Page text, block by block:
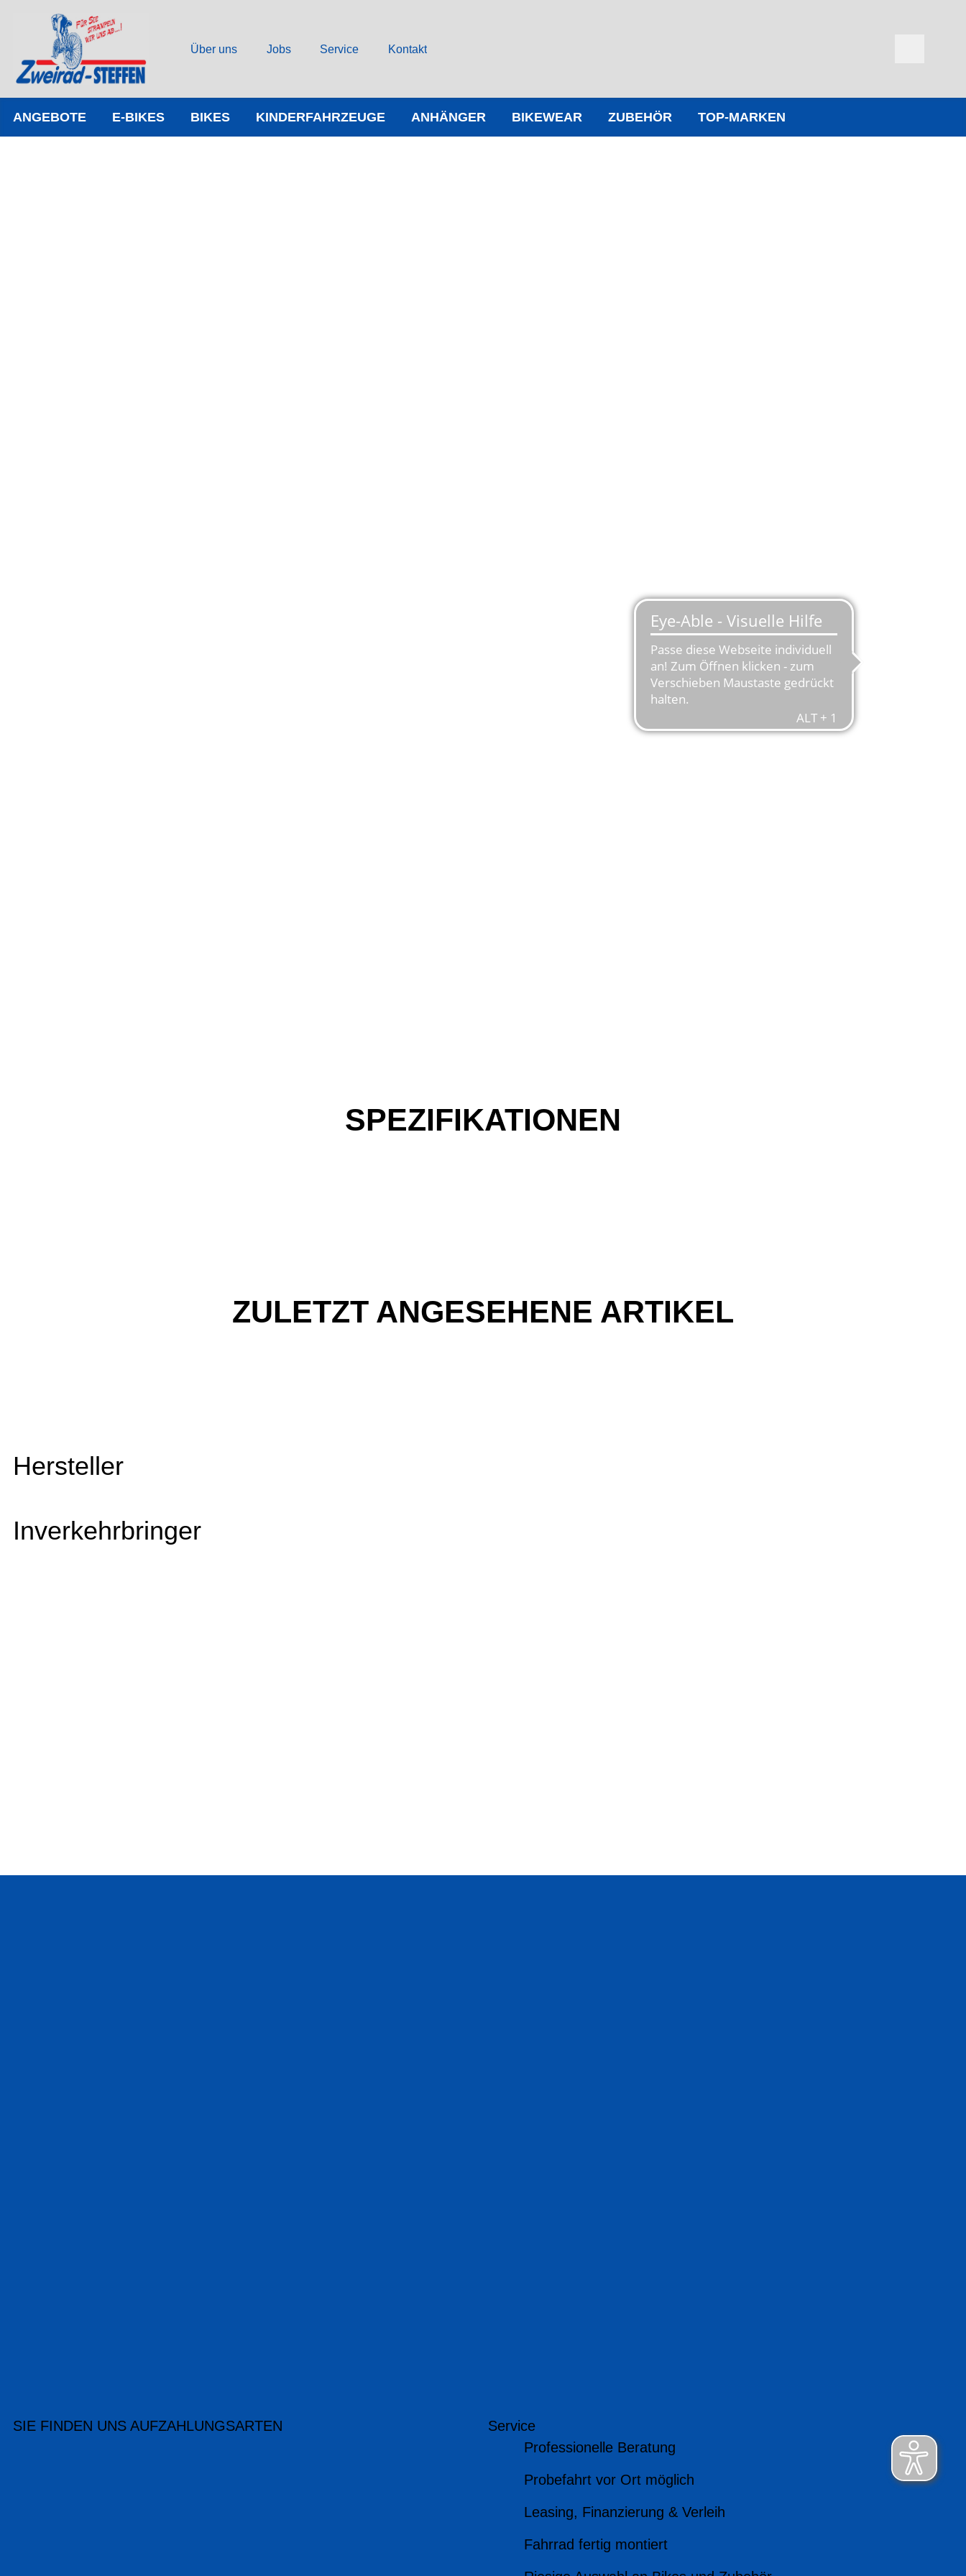
Über uns Jobs Service Kontakt
ANGEBOTE E-BIKES BIKES KINDERFAHRZEUGE ANHÄNGER BIKEWEAR ZUBEHÖR TOP-MARKEN
SPEZIFIKATIONEN
ZULETZT ANGESEHENE ARTIKEL
Hersteller
Inverkehrbringer
SIE FINDEN UNS AUFZAHLUNGSARTEN
Service
Professionelle Beratung
Probefahrt vor Ort möglich
Leasing, Finanzierung & Verleih
Fahrrad fertig montiert